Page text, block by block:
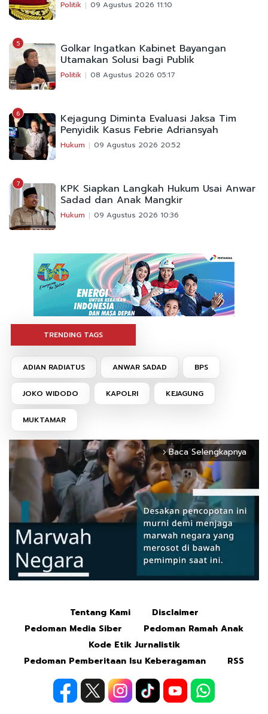
Politik 09 Agustus 2026 11:10
5 Golkar Ingatkan Kabinet Bayangan
Utamakan Solusi bagi Publik
Politik 08 Agustus 2026 05:17
6 Kejagung Diminta Evaluasi Jaksa Tim
Penyidik Kasus Febrie Adriansyah
Hukum 09 Agustus 2026 20:52
7 KPK Siapkan Langkah Hukum Usai Anwar
Sadad dan Anak Mangkir
Hukum 09 Agustus 2026 10:36
TRENDING TAGS
ADIAN RADIATUS ANWAR SADAD BPS
JOKO WIDODO KAPOLRI KEJAGUNG
MUKTAMAR
arrow_forward_ios Baca Selengkapnya
Tentang Kami
Disclaimer
Pedoman Media Siber
Pedoman Ramah Anak
Kode Etik Jurnalistik
Pedoman Pemberitaan Isu Keberagaman
RSS